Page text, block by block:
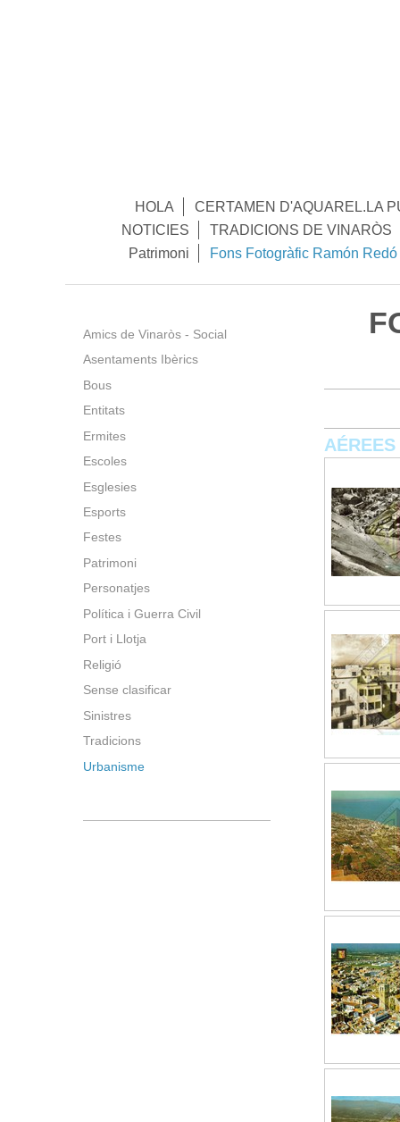
HOLA
CERTAMEN D'AQUAREL.LA
NOTICIES
TRADICIONS DE VINARÒS
Patrimoni
Fons Fotogràfic Ramón Redó
AÉREES
Amics de Vinaròs - Social
Asentaments Ibèrics
Bous
Entitats
Ermites
Escoles
Esglesies
Esports
Festes
Patrimoni
Personatjes
Política i Guerra Civil
Port i Llotja
Religió
Sense clasificar
Sinistres
Tradicions
Urbanisme